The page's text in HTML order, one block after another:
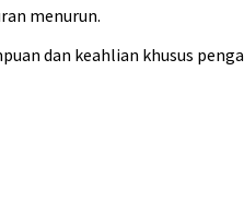
menurun.
dan keahlian khusus